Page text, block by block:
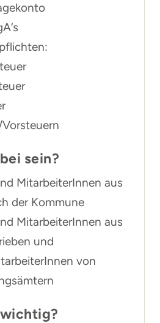
sein?
MitarbeiterInnen aus
der Kommune
MitarbeiterInnen aus
und
von